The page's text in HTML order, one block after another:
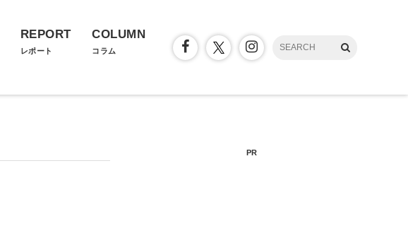
REPORT
レポート
COLUMN
コラム
PR